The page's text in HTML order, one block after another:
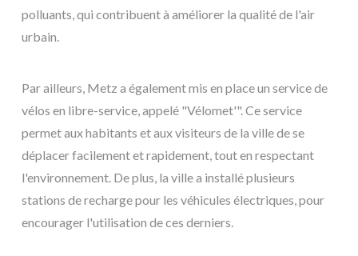
polluants, qui contribuent à améliorer la qualité de l'air
urbain.
Par ailleurs, Metz a également mis en place un service de
vélos en libre-service, appelé "Vélomet'". Ce service
permet aux habitants et aux visiteurs de la ville de se
déplacer facilement et rapidement, tout en respectant
l'environnement. De plus, la ville a installé plusieurs
stations de recharge pour les véhicules électriques, pour
encourager l'utilisation de ces derniers.